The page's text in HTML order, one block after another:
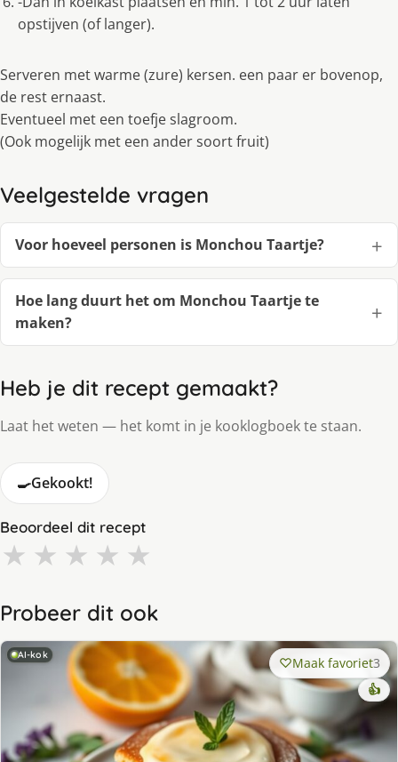
opstijven (of langer).
Serveren met warme (zure) kersen. een paar er bovenop,
de rest ernaast.
Eventueel met een toefje slagroom.
(Ook mogelijk met een ander soort fruit)
Veelgestelde vragen
Voor hoeveel personen is Monchou Taartje?
Hoe lang duurt het om Monchou Taartje te
maken?
Heb je dit recept gemaakt?
Laat het weten — het komt in je kooklogboek te staan.
🍳Gekookt!
Beoordeel dit recept
★ ★ ★ ★ ★
Probeer dit ook
AI-kok Maak favoriet3
👍